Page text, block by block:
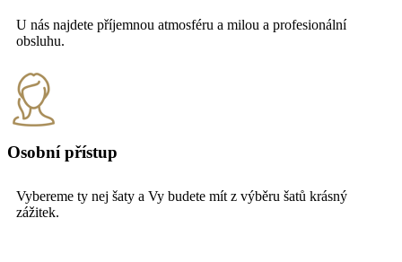
U nás najdete příjemnou atmosféru a milou a profesionální
obsluhu.
Osobní přístup
Vybereme ty nej šaty a Vy budete mít z výběru šatů krásný
zážitek.